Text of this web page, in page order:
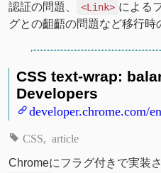
認証の問題、
<Link> による
グとの齟齬の問題など移行時
CSS text-wrap:
Developers
developer.chrome.com/
CSS article
Chromeにフラグ付きで実装